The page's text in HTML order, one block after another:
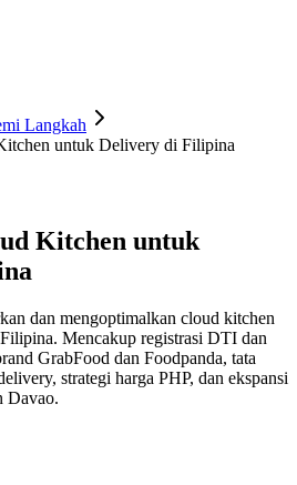
Langkah
untuk Delivery di Filipina
Kitchen untuk
dan mengoptimalkan cloud kitchen
Mencakup registrasi DTI dan
GrabFood dan Foodpanda, tata
strategi harga PHP, dan ekspansi
Davao.